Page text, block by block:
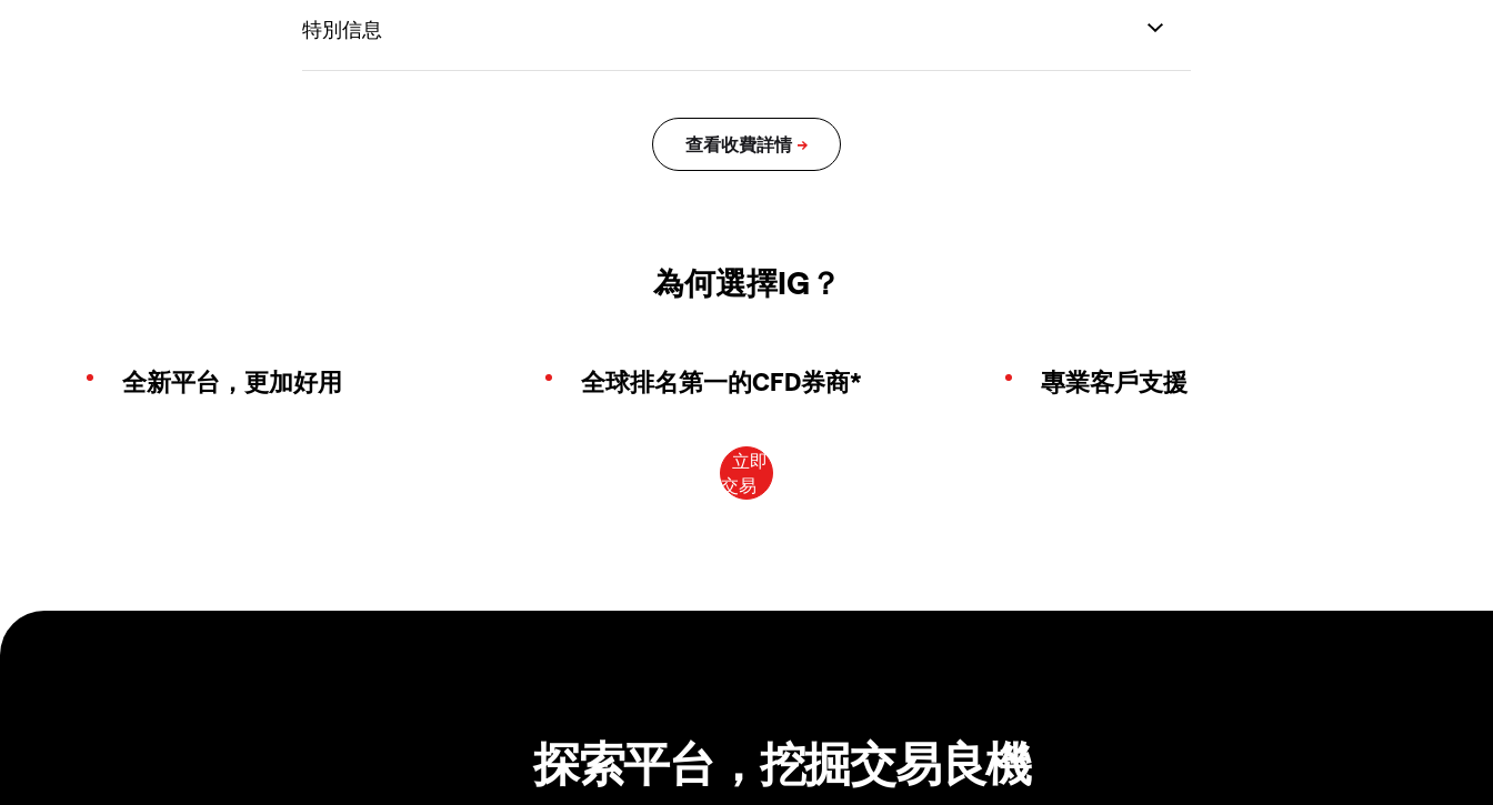
為何選擇IG？
全新平台，更加好用 全球排名第一的CFD券商* 專業客戶支援
探索平台，挖掘交易良機